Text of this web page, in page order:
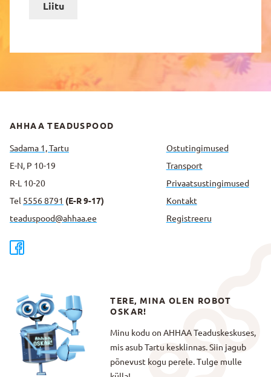
Liitu
AHHAA TEADUSPOOD
Sadama 1, Tartu
E-N, P 10-19
R-L 10-20
Tel 5556 8791 (E-R 9-17)
teaduspood@ahhaa.ee
Ostutingimused
Transport
Privaatsus­tingimused
Kontakt
Registreeru
TERE, MINA OLEN ROBOT
OSKAR!
Minu kodu on AHHAA Teaduskeskuses,
mis asub Tartu kesklinnas. Siin jagub
põnevust kogu perele. Tulge mulle